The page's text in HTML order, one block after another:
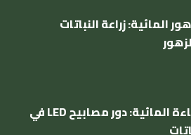
المائية: زراعة النباتات
أنظمة الإضاءة المائية: دور مصابيح LED في